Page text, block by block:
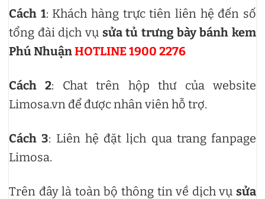
Cách 1: Khách hàng trực tiên liên hệ đến số
tổng đài dịch vụ sửa tủ trưng bày bánh kem
Phú NhuậnHOTLINE 1900 2276
Cách 2: Chat trên hộp thư của website
Limosa.vn để được nhân viên hỗ trợ.
Cách 3: Liên hệ đặt lịch qua trang fanpage
Limosa.
Trên đây là toàn bộ thông tin về dịch vụ sửa